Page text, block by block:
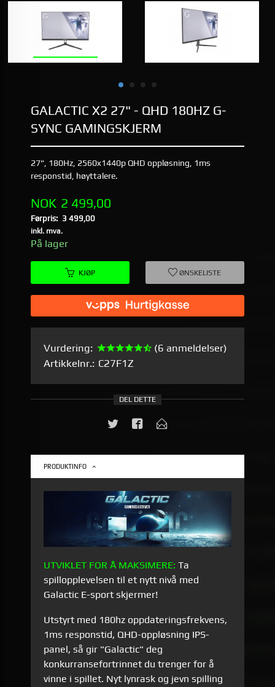
GALACTIC X2 27" - QHD 180HZ G-
SYNC GAMINGSKJERM
27", 180Hz, 2560x1440p QHD oppløsning, 1ms
responstid, høyttalere.
Tilbud
NOK 2 499,00
Førpris: 3 499,00
Rabatt
inkl. mva.
På lager
KJØP ØNSKELISTE
Vurdering:
(6 anmeldelser)
Artikkelnr.: C27F1Z
DEL DETTE
PRODUKTINFO
UTVIKLET FOR Å MAKSIMERE: Ta
spillopplevelsen til et nytt nivå med
Galactic E-sport skjermer!
Utstyrt med 180hz oppdateringsfrekvens,
1ms responstid, QHD-oppløsning IPS-
panel, så gir "Galactic" deg
konkurransefortrinnet du trenger for å
vinne i spillet. Nyt lynrask og jevn spilling